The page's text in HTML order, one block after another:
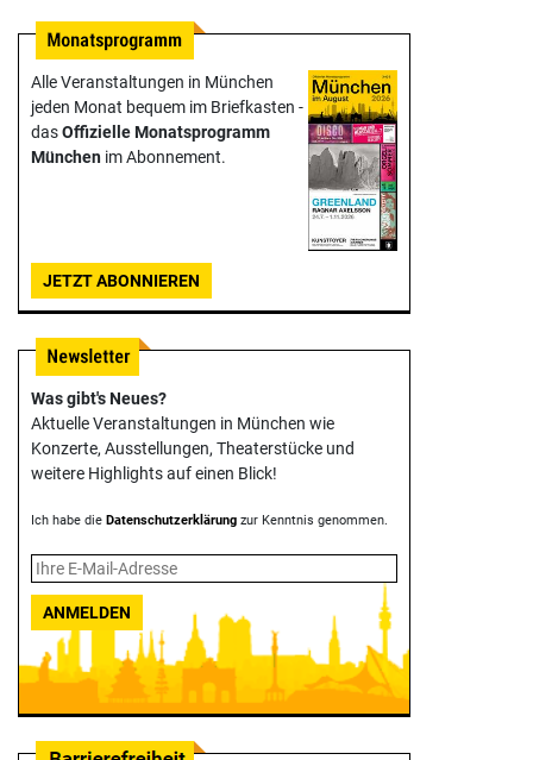
Alle Veranstaltungen in München
jeden Monat bequem im Briefkasten -
dasOffizielle Monats­programm
München im Abonnement.
JETZT ABONNIEREN
Was gibt's Neues?
Aktuelle Veranstaltungen in München wie
Konzerte, Ausstellungen, Theater­stücke und
weitere Highlights auf einen Blick!
Ich habe die Datenschutzerklärung zur Kenntnis genommen.
ANMELDEN